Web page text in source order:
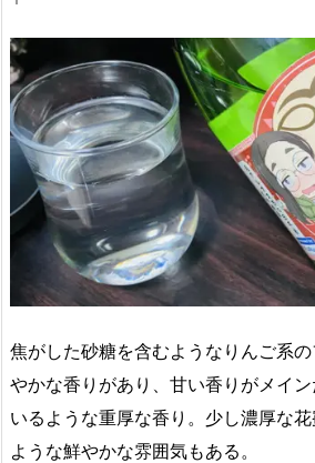
焦がした砂糖を含むようなりんご系
やかな香りがあり、甘い香りがメイ
いるような重厚な香り。少し濃厚な
ような鮮やかな雰囲気もある。